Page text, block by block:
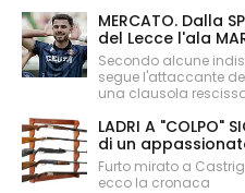
MERCATO. Dalla
del Lecce l'ala
Secondo alcune
segue l'attaccante
una clausola
LADRI A "COLPO"
di un
Furto mirato a
ecco la cronaca